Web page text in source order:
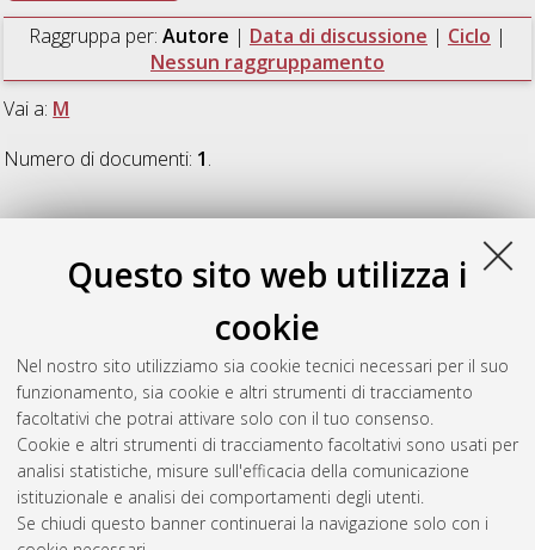
Questo sito web utilizza i
cookie
Nel nostro sito utilizziamo sia cookie tecnici necessari per il suo
funzionamento, sia cookie e altri strumenti di tracciamento
facoltativi che potrai attivare solo con il tuo consenso.
Cookie e altri strumenti di tracciamento facoltativi sono usati per
analisi statistiche, misure sull'efficacia della comunicazione
istituzionale e analisi dei comportamenti degli utenti.
Se chiudi questo banner continuerai la navigazione solo con i
Raggruppa per: Autore | Data di discussione | Ciclo |
Nessun raggruppamento
Vai a: M
Numero di documenti: 1.
M
Mazzotti, Matteo (2013) Numerical methods for the
dispersion analysis of Guided Waves, [Dissertation thesis],
Alma Mater Studiorum Università di Bologna. Dottorato di
ricerca inIngegneria strutturale ed idraulica, 25 Ciclo. DOI
10.6092/unibo/amsdottorato/5951.
Questa lista e' stata generata ilSat Aug 8 20:48:25 2026